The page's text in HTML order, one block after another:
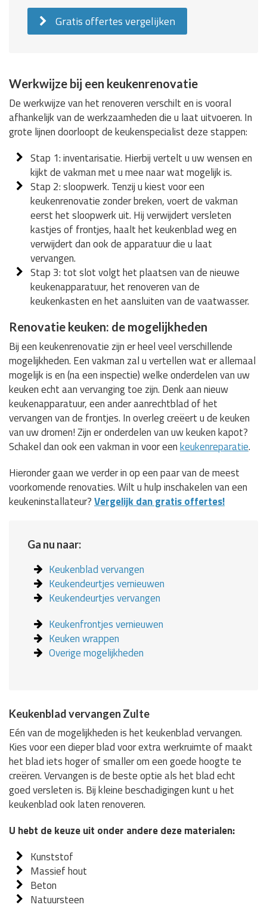
Gratis offertes vergelijken
Werkwijze bij een keukenrenovatie
De werkwijze van het renoveren verschilt en is vooral
afhankelijk van de werkzaamheden die u laat uitvoeren. In
grote lijnen doorloopt de keukenspecialist deze stappen:
Stap 1: inventarisatie. Hierbij vertelt u uw wensen en
kijkt de vakman met u mee naar wat mogelijk is.
Stap 2: sloopwerk. Tenzij u kiest voor een
keukenrenovatie zonder breken, voert de vakman
eerst het sloopwerk uit. Hij verwijdert versleten
kastjes of frontjes, haalt het keukenblad weg en
verwijdert dan ook de apparatuur die u laat
vervangen.
Stap 3: tot slot volgt het plaatsen van de nieuwe
keukenapparatuur, het renoveren van de
keukenkasten en het aansluiten van de vaatwasser.
Renovatie keuken: de mogelijkheden
Bij een keukenrenovatie zijn er heel veel verschillende
mogelijkheden. Een vakman zal u vertellen wat er allemaal
mogelijk is en (na een inspectie) welke onderdelen van uw
keuken echt aan vervanging toe zijn. Denk aan nieuw
keukenapparatuur, een ander aanrechtblad of het
vervangen van de frontjes. In overleg creëert u de keuken
van uw dromen! Zijn er onderdelen van uw keuken kapot?
Schakel dan ook een vakman in voor eenkeukenreparatie.
Hieronder gaan we verder in op een paar van de meest
voorkomende renovaties. Wilt u hulp inschakelen van een
keukeninstallateur?Vergelijk dan gratis offertes!
Ga nu naar:
Keukenblad vervangen
Keukendeurtjes vernieuwen
Keukendeurtjes vervangen
Keukenfrontjes vernieuwen
Keuken wrappen
Overige mogelijkheden
Keukenblad vervangen Zulte
Eén van de mogelijkheden is het keukenblad vervangen.
Kies voor een dieper blad voor extra werkruimte of maakt
het blad iets hoger of smaller om een goede hoogte te
creëren. Vervangen is de beste optie als het blad echt
goed versleten is. Bij kleine beschadigingen kunt u het
keukenblad ook laten renoveren.
U hebt de keuze uit onder andere deze materialen:
Kunststof
Massief hout
Beton
Natuursteen